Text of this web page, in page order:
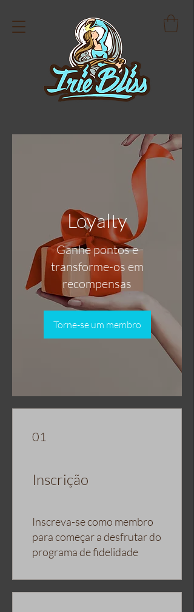
Loyalty
Ganhe pontos e
transforme-os em
recompensas
Torne-se um membro
01
Inscrição
Inscreva-se como membro
para começar a desfrutar do
programa de fidelidade